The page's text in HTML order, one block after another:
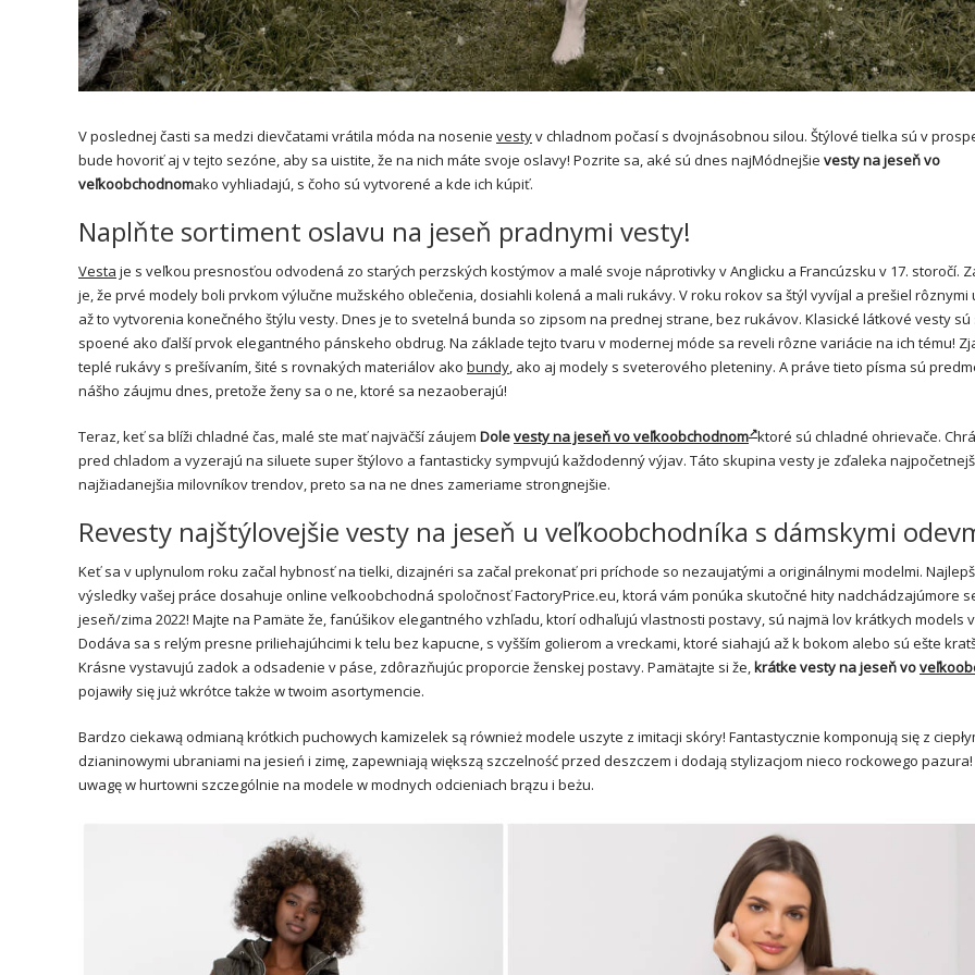
V poslednej časti sa medzi dievčatami vrátila móda na nosenie vestyv chladnom počasí s dvojnásobnou silou. Štýlové tielka sú v
bude hovoriť aj v tejto sezóne, aby sa uistite, že na nich máte svoje oslavy! Pozrite sa, aké sú dnes najMódnejšie vesty na jeseň vo
veľkoobchodnomako vyhliadajú, s čoho sú vytvorené a kde ich kúpiť.
Naplňte sortiment oslavu na jeseň pradnymi vesty!
Vesta je s veľkou presnosťou odvodená zo starých perzských kostýmov a malé svoje náprotivky v Anglicku a Francúzsku v 17. storočí.
je, že prvé modely boli prvkom výlučne mužského oblečenia, dosiahli kolená a mali rukávy. V roku rokov sa štýl vyvíjal a prešiel rôznymi
až to vytvorenia konečného štýlu vesty. Dnes je to svetelná bunda so zipsom na prednej strane, bez rukávov. Klasické látkové vesty sú
spoené ako ďalší prvok elegantného pánskeho obdrug. Na základe tejto tvaru v modernej móde sa reveli rôzne variácie na ich tému!
teplé rukávy s prešívaním, šité s rovnakých materiálov ako bundy, ako aj modely s sveterového pleteniny. A práve tieto písma sú
nášho záujmu dnes, pretože ženy sa o ne, ktoré sa nezaoberajú!
Teraz, keť sa blíži chladné čas, malé ste mať najväčší záujem Dolevesty na jeseň vo veľkoobchodnom ktoré sú chladné ohrievače.
pred chladom a vyzerajú na siluete super štýlovo a fantasticky sympvujú každodenný výjav. Táto skupina vesty je zďaleka
najžiadanejšia milovníkov trendov, preto sa na ne dnes zameriame strongnejšie.
Revesty najštýlovejšie vesty na jeseň u veľkoobchodníka s dámskymi
Keť sa v uplynulom roku začal hybnosť na tielki, dizajnéri sa začal prekonať pri príchode so nezaujatými a originálnymi modelmi.
výsledky vašej práce dosahuje online veľkoobchodná spoločnosť FactoryPrice.eu, ktorá vám ponúka skutočné hity nadchádzajúmore
jeseň/zima 2022! Majte na Pamäte že, fanúšikov elegantného vzhľadu, ktorí odhaľujú vlastnosti postavy, sú najmä lov krátkych models
Dodáva sa s relým presne priliehajúhcimi k telu bez kapucne, s vyšším golierom a vreckami, ktoré siahajú až k bokom alebo sú ešte
Krásne vystavujú zadok a odsadenie v páse, zdôrazňujúc proporcie ženskej postavy. Pamätajte si že,krátke vesty na jeseň vo
pojawiły się już wkrótce także w twoim asortymencie.
Bardzo ciekawą odmianą krótkich puchowych kamizelek są również modele uszyte z imitacji skóry! Fantastycznie komponują się z
dzianinowymi ubraniami na jesień i zimę, zapewniają większą szczelność przed deszczem i dodają stylizacjom nieco rockowego
uwagę w hurtowni szczególnie na modele w modnych odcieniach brązu i beżu.